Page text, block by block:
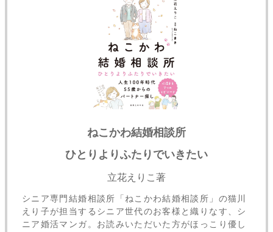
ねこかわ結婚相談所
ひとりよりふたりでいきたい
立花えりこ著
シニア専門結婚相談所「ねこかわ結婚相談所」の猫川
えり子が担当するシニア世代のお客様と織りなす、シ
ニア婚活マンガ。お読みいただいた方がほっこり優し